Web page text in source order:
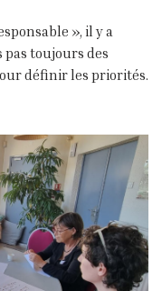
», il y a
toujours des
définir les priorités.